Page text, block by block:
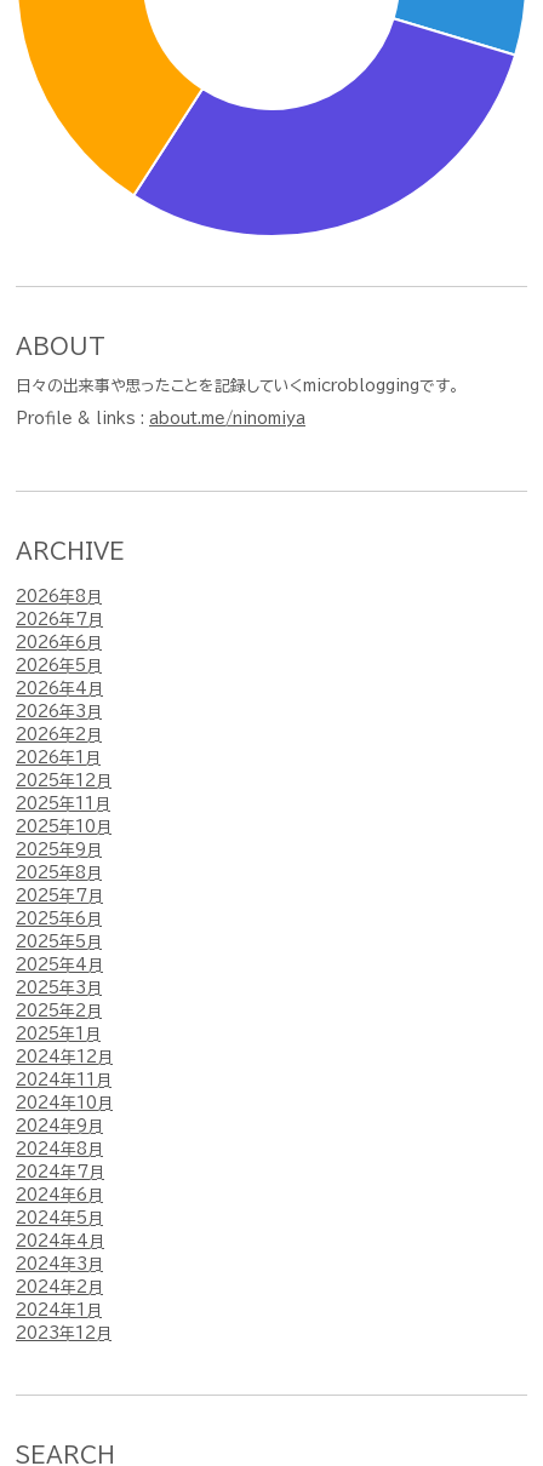
ABOUT
日々の出来事や思ったことを記録していくmicrobloggingです。
Profile & links : about.me/ninomiya
ARCHIVE
2026年8月
2026年7月
2026年6月
2026年5月
2026年4月
2026年3月
2026年2月
2026年1月
2025年12月
2025年11月
2025年10月
2025年9月
2025年8月
2025年7月
2025年6月
2025年5月
2025年4月
2025年3月
2025年2月
2025年1月
2024年12月
2024年11月
2024年10月
2024年9月
2024年8月
2024年7月
2024年6月
2024年5月
2024年4月
2024年3月
2024年2月
2024年1月
2023年12月
SEARCH